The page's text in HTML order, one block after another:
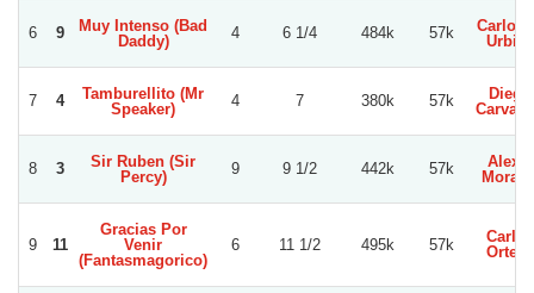
6 9
Muy Intenso (Bad
Daddy)
4 6 1/4 484k 57k
Carlos
Urbina
7 4
Tamburellito (Mr
Speaker)
4 7 380k 57k
Diego
8 3
Sir Ruben (Sir
Percy)
9 9 1/2 442k 57k
Alexis
9 11
Gracias Por
Venir
(Fantasmagorico)
6 11 1/2 495k 57k
Carlos
Ortega